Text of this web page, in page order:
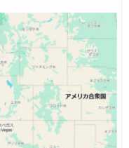
円OFFクーポン
円OFFクーポン
円OFFクーポン
円OFFクーポン
円OFFクーポン
セール